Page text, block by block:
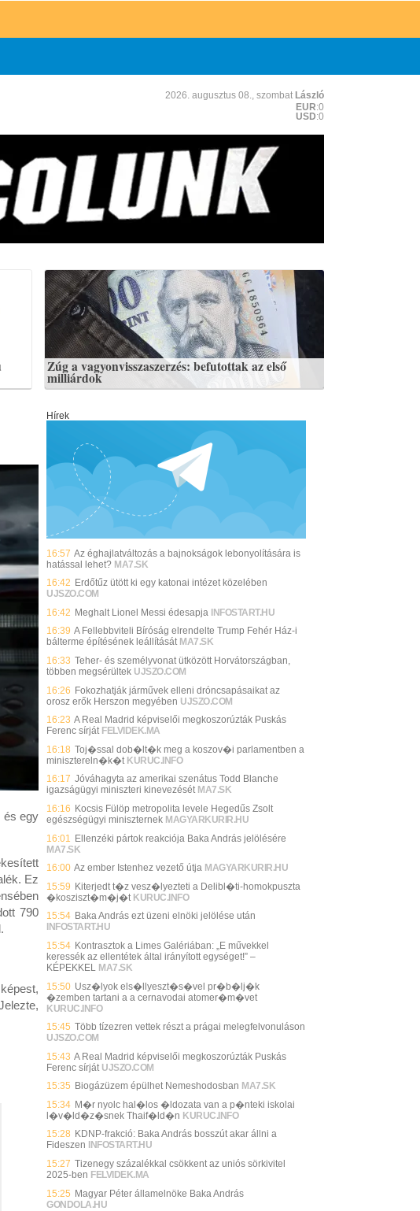
2026. augusztus 08., szombat László
EUR:0
USD:0
Zúg a vagyonvisszaszerzés: befutottak az első
milliárdok
és egy
Ez
790
Hírek
16:57 Az éghajlatváltozás a bajnokságok lebonyolítására is
hatással lehet? MA7.SK
16:42 Erdőtűz ütött ki egy katonai intézet közelében
UJSZO.COM
16:42 Meghalt Lionel Messi édesapja INFOSTART.HU
16:39 A Fellebbviteli Bíróság elrendelte Trump Fehér Ház-i
bálterme építésének leállítását MA7.SK
16:33 Teher- és személyvonat ütközött Horvátországban,
többen megsérültek UJSZO.COM
16:26 Fokozhatják járművek elleni dróncsapásaikat az
orosz erők Herszon megyében UJSZO.COM
16:23 A Real Madrid képviselői megkoszorúzták Puskás
Ferenc sírját FELVIDEK.MA
16:18 Toj�ssal dob�lt�k meg a koszov�i parlamentben a
minisztereln�k�t KURUC.INFO
16:17 Jóváhagyta az amerikai szenátus Todd Blanche
igazságügyi miniszteri kinevezését MA7.SK
16:16 Kocsis Fülöp metropolita levele Hegedűs Zsolt
egészségügyi miniszternek MAGYARKURIR.HU
16:01
Ellenzéki pártok reakciója Baka András jelölésére
MA7.SK
16:00 Az ember Istenhez vezető útja MAGYARKURIR.HU
15:59 Kiterjedt t�z vesz�lyezteti a Delibl�ti-homokpuszta
�kosziszt�m�j�t KURUC.INFO
15:54 Baka András ezt üzeni elnöki jelölése után
INFOSTART.HU
15:54 Kontrasztok a Limes Galériában: „E művekkel
keressék az ellentétek által irányított egységet!” –
KÉPEKKEL MA7.SK
15:50 Usz�lyok els�llyeszt�s�vel pr�b�lj�k
�zemben tartani a a cernavodai atomer�m�vet
KURUC.INFO
15:45 Több tízezren vettek részt a prágai melegfelvonuláson
UJSZO.COM
15:43 A Real Madrid képviselői megkoszorúzták Puskás
Ferenc sírját UJSZO.COM
15:35 Biogázüzem épülhet Nemeshodosban MA7.SK
15:34 M�r nyolc hal�los �ldozata van a p�nteki iskolai
l�v�ld�z�snek Thaif�ld�n KURUC.INFO
15:28 KDNP-frakció: Baka András bosszút akar állni a
Fideszen
INFOSTART.HU
15:27 Tizenegy százalékkal csökkent az uniós sörkivitel
2025-ben FELVIDEK.MA
15:25 Magyar Péter államelnöke Baka András
GONDOLA.HU